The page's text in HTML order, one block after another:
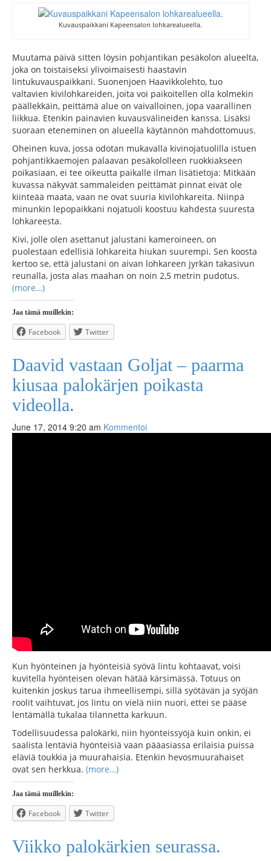
Kuvauspaikkani Kapeensalon lohkarealueella.
Muutama päivä sitten löysin pohjantikan pesäkolon alueelta,
joka on toistaiseksi ylivoimaisesti haastavin
lintukuvauspaikkani. Suonenjoen Haavikkolehto, tuo
valtavien kivilohkareiden, joita voi paikoitellen olla kolmekin
päällekkäin, peittämä alue on vaivalloinen, jopa vaarallinen
liikkua. Etenkin painavien kuvausvälineiden kanssa. Lisäksi
suoraan eteneminen on alueella käytännön mahdottomuus.
Oheinen kuva, jossa odotan mukavalla kivinojatuolilla istuen
pohjantikkaemojen palaavan pesäkololleen ruokkiakseen
poikasiaan, ei tee oikeutta paikalle ilman lisätietoja: Mitkään
kuvassa näkyvät sammaleiden peittämät pinnat eivät ole
kiinteää maata, vaan ne ovat suuria kivilohkareita. Niinpä
minunkin lepopaikkani nojatuoli koostuu kahdesta suuresta
lohkareesta.
Kivi, jolle olen asettanut jalustani kameroineen, on
puolestaan edellisiä lohkareita hiukan suurempi. Sen koosta
kertoo se, että jalustani on aivan lohkareen jyrkän takasivun
reunalla, josta alas maahan on noin 2,5 metrin pudotus.
(more…)
Jaa tämä muillekin:
Facebook Twitter
Daavid vastaan Goljat – paarma
kiusaa palokärjen poikasta
videolla.
June 17, 2014 9:20 am Kommentoi
Kun hyönteinen ja hyönteisiä syövä lintu kohtaavat, voisi
kuvitella hyönteisen olevan hätää kärsimässä. Totuus on
kuitenkin joskus tarua ihmeellisempi, sillä syötävän ja syöjän
roolit vaihtuvat, jos lintu on vielä niin nuori, ettei se pääse
lentämällä tukalaa tilannetta karkuun.
Todellisuudessa palokärki, niin hyönteissyöjä kuin onkin, ei
saalista lentäviä hyönteisiä vaan pääasiassa erilaisia puissa
eläviä toukkia ja muurahaisia. Etenkin hevosmuurahaiset
ovat sen herkkua. (more…)
Jaa tämä muillekin:
Facebook Twitter
Viikko palokärkien seurassa.